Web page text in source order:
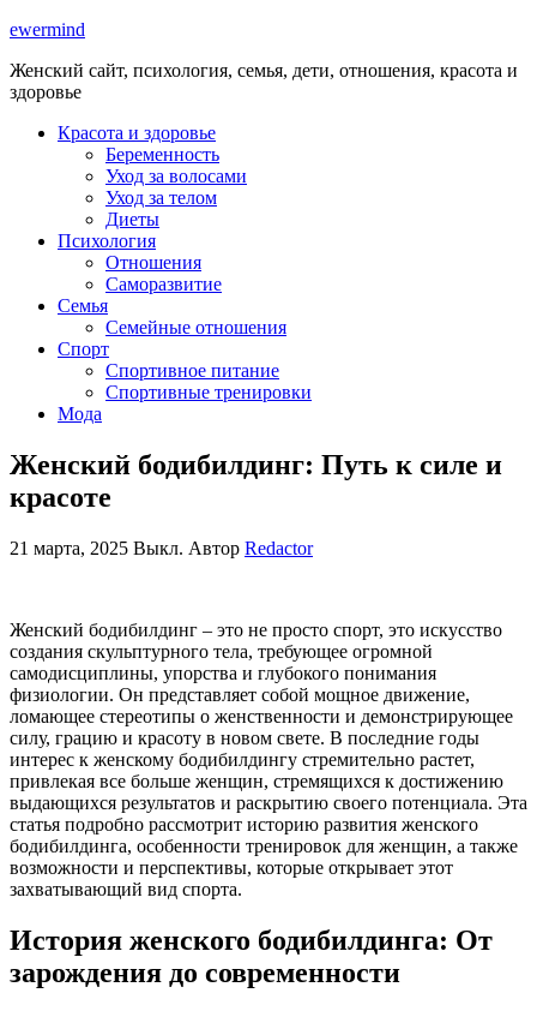
ewermind
Женский сайт, психология, семья, дети, отношения, красота и
здоровье
Красота и здоровье
Беременность
Уход за волосами
Уход за телом
Диеты
Психология
Отношения
Саморазвитие
Семья
Семейные отношения
Спорт
Спортивное питание
Спортивные тренировки
Мода
Женский бодибилдинг: Путь к силе и
красоте
21 марта, 2025 Выкл. Автор Redactor
Женский бодибилдинг – это не просто спорт, это искусство
создания скульптурного тела, требующее огромной
самодисциплины, упорства и глубокого понимания
физиологии. Он представляет собой мощное движение,
ломающее стереотипы о женственности и демонстрирующее
силу, грацию и красоту в новом свете. В последние годы
интерес к женскому бодибилдингу стремительно растет,
привлекая все больше женщин, стремящихся к достижению
выдающихся результатов и раскрытию своего потенциала. Эта
статья подробно рассмотрит историю развития женского
бодибилдинга, особенности тренировок для женщин, а также
возможности и перспективы, которые открывает этот
захватывающий вид спорта.
История женского бодибилдинга: От
зарождения до современности